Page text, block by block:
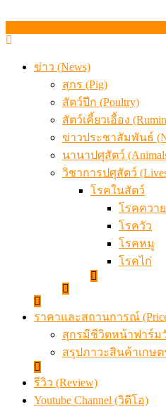
ข่าว (News)
สุกร (Pig)
สัตว์ปีก (Poultry)
สัตว์เคี้ยวเอื้อง
ข่าวประชาสัมพันธ์
นานาปศุสัตว์
วิชาการปศุสัตว์
โรคในสัตว์
โรคควาย
โรควัว
โรคหมู
โรคไก่
ราคาและสถานการณ์ (Price
สุกรมีชีวิตหน้าฟาร์ม
สรุปภาวะสินค้าเกษ
รีวิว (Review)
Youtube Channel (วิดีโอ)